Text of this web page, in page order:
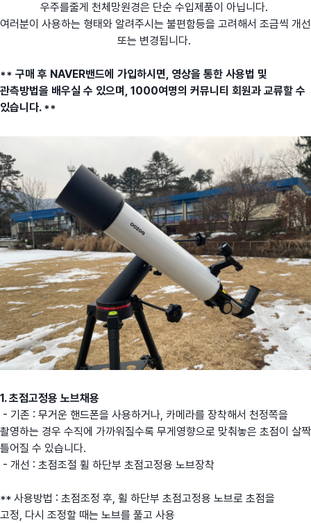
우주를줄게 천체망원경은 단순 수입제품이 아닙니다.
여러분이 사용하는 형태와 알려주시는 불편함등을 고려해서 조금씩 개선
또는 변경됩니다.
** 구매 후 NAVER밴드에 가입하시면, 영상을 통한 사용법 및
관측방법을 배우실 수 있으며, 1000여명의 커뮤니티 회원과 교류할 수
있습니다. **
1. 초점고정용 노브채용
- 기존 : 무거운 핸드폰을 사용하거나, 카메라를 장착해서 천정쪽을
촬영하는 경우 수직에 가까워질수록 무게영향으로 맞춰놓은 초점이 살짝
틀어질 수 있습니다.
- 개선 : 초점조절 휠 하단부 초점고정용 노브장착
** 사용방법 : 초점조정 후, 휠 하단부 초점고정용 노브로 초점을
고정, 다시 조정할 때는 노브를 풀고 사용